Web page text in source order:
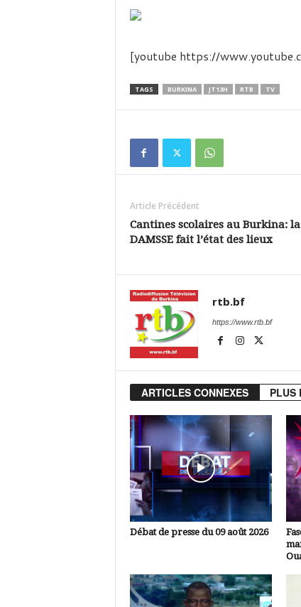
d
k
[youtube https://
TAGS BURKINA JT13H RTB TV
Article Précédent
Cantines scolaires au Burkina: la
DAMSSE fait l’état des lieux
rtb.bf
https://www.rtb.bf
ARTICLES CONNEXES PLUS
Débat de presse du 09 août 2026